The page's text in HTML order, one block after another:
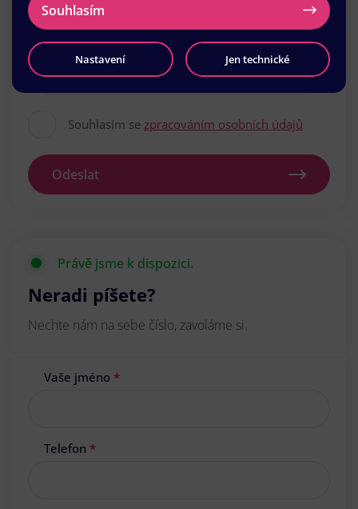
Souhlasím se zpracováním osobních údajů
Odeslat
Právě jsme k dispozici.
Neradi píšete?
Nechte nám na sebe číslo, zavoláme si.
Vaše jméno *
Telefon *
Souhlasím
Nastavení Jen technické